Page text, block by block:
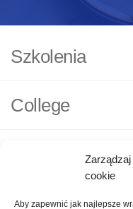
cookie
Aby zapewnić jak najlepsze
Szkolenia
College